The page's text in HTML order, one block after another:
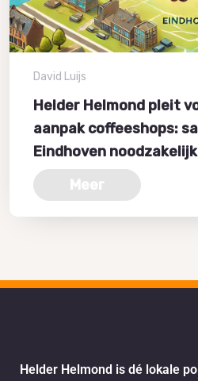
David Luijs
Helder Helmond pleit
aanpak coffeeshops:
Eindhoven noodzakelijk
Meer
Helder Helmond is dé lokale